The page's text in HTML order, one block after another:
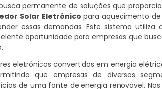
permanente de soluções que
Solar Eletrônico para aquecimento
essas demandas. Este sistema
oportunidade para empresas que
eletrônicos convertidos em energia
que empresas de diversos
de uma fonte de energia renovável.